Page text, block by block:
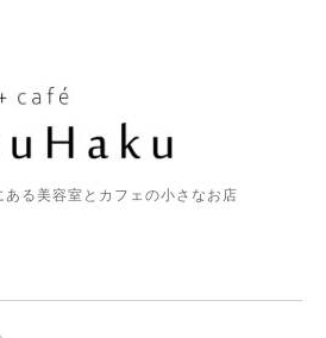
ある美容室とカフェの小さなお店